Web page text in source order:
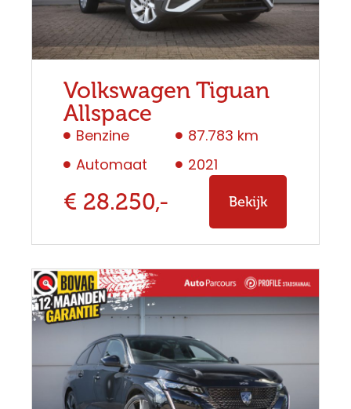
Volkswagen Tiguan
Allspace
Benzine
Automaat
87.783 km
2021
€ 28.250,- Bekijk